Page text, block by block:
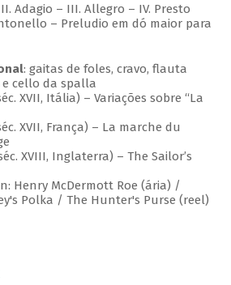
Adagio – III. Allegro – IV. Presto
– Preludio em dó maior para
: gaitas de foles, cravo, flauta
e cello da spalla
XVII, Itália) – Variações sobre “La
XVII, França) – La marche du
XVIII, Inglaterra) – The Sailor’s
Henry McDermott Roe (ária) /
Polka / The Hunter's Purse (reel)